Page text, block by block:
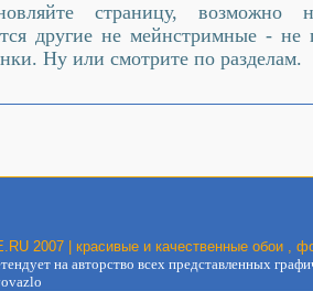
страницу, возможно
другие не мейнстримные - не
Ну или смотрите по разделам.
2007 | красивые и качественные обои ,
на авторство всех представленных